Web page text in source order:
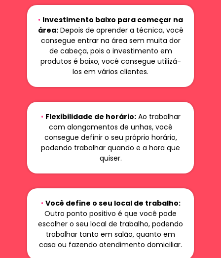
• Investimento baixo para começar na
área:Depois de aprender a técnica, você
consegue entrar na área sem muita dor
de cabeça, pois o investimento em
produtos é baixo, você consegue utilizá-
los em vários clientes.
• Flexibilidade de horário:Ao trabalhar
com alongamentos de unhas, você
consegue definir o seu próprio horário,
podendo trabalhar quando e a hora que
quiser.
• Você define o seu local de trabalho:
Outro ponto positivo é que você pode
escolher o seu local de trabalho, podendo
trabalhar tanto em salão, quanto em
casa ou fazendo atendimento domiciliar.